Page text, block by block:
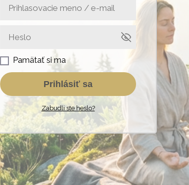
Pamätať si ma
Prihlásiť sa
Zabudli ste heslo?